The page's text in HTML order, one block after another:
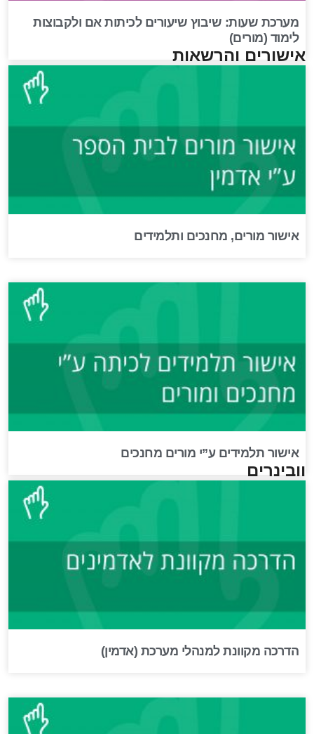
מערכת שעות: שיבוץ שיעורים לכיתות אם ולקבוצות
לימוד (מורים)
אישורים והרשאות
אישור מורים, מחנכים ותלמידים
אישור תלמידים ע”י מורים מחנכים
וובינרים
הדרכה מקוונת למנהלי מערכת (אדמין)